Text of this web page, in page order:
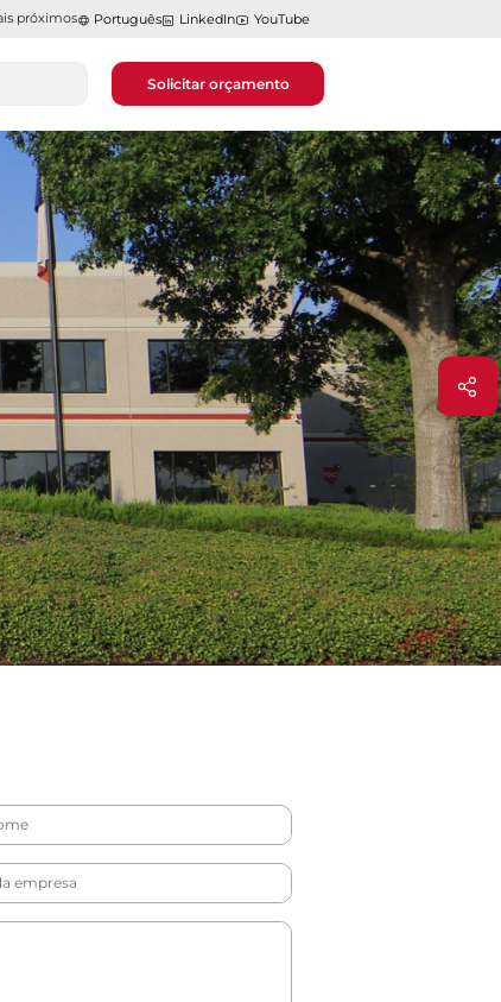
próximos Português LinkedIn YouTube
Solicitar orçamento